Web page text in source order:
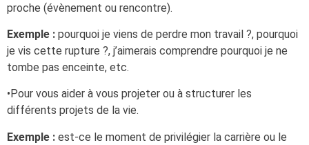
proche (évènement ou rencontre).
Exemple : pourquoi je viens de perdre mon travail ?, pourquoi
je vis cette rupture ?, j’aimerais comprendre pourquoi je ne
tombe pas enceinte, etc.
•Pour vous aider à vous projeter ou à structurer les
différents projets de la vie.
Exemple : est-ce le moment de privilégier la carrière ou le